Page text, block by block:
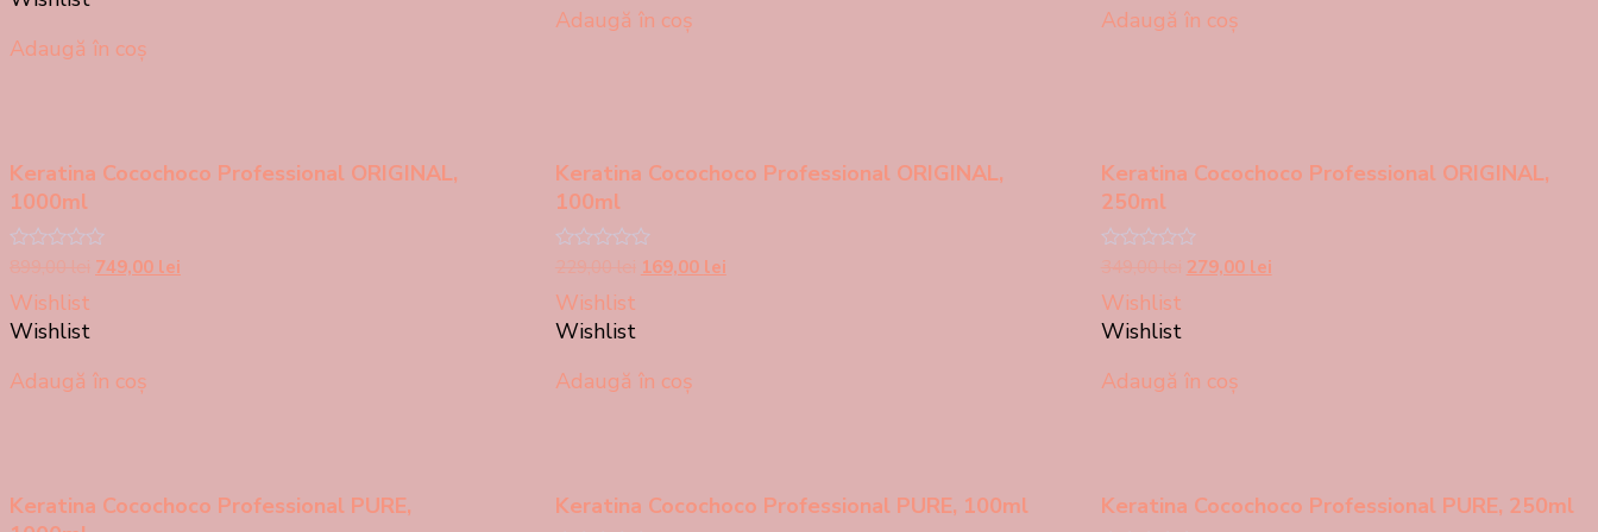
899,00 lei.
Adaugă în coș
Adaugă în coș
Adaugă în coș
Keratina Cocochoco Professional ORIGINAL,
1000ml
Evaluat
0
5
899,00lei Prețul
749,00 lei
Wishlist
Wishlist
Adaugă în coș
Keratina Cocochoco Professional ORIGINAL,
100ml
Evaluat
0
5
229,00lei Prețul
169,00 leiPrețul
Wishlist
Wishlist
Adaugă în coș
Keratina Cocochoco Professional ORIGINAL,
250ml
Evaluat
0
5
349,00lei Prețul
279,00 leiPrețul
Wishlist
Wishlist
Adaugă în coș
Keratina Cocochoco Professional PURE,
Keratina Cocochoco Professional PURE, 100ml Keratina Cocochoco Professional PURE, 250ml